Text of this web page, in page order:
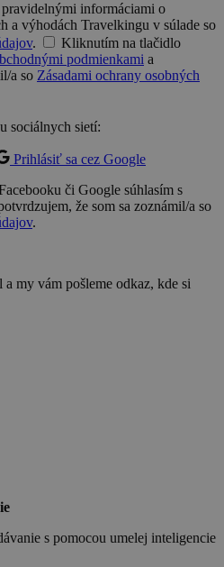
informáciami o
a výhodách Travelkingu v súlade so
.
Kliknutím na tlačidlo
podmienkami a
a so Zásadami ochrany osobných
sociálnych sietí:
Prihlásiť sa cez Google
či Google súhlasím s
že som sa zoznámil/a so
.
my vám pošleme odkaz, kde si
s pomocou umelej inteligencie